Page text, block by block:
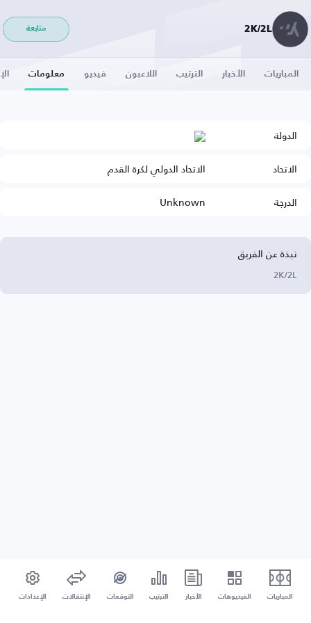
2K/2L متابعة
المباريات الأخبار الترتيب اللاعبون فيديو معلومات
الدولة
الاتحاد
الاتحاد الدولي لكرة القدم
الدرجة
Unknown
نبذة عن الفريق
2K/2L
المباريات الفيديوهات الأخبار الترتيب التوقعات الإنتقالات الإعدادات